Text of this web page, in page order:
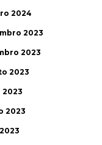
2024
2023
2023
2023
2023